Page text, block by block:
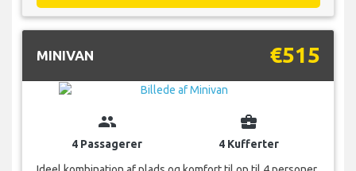
MINIVAN €515
group
4 Passagerer
business_center
4 Kufferter